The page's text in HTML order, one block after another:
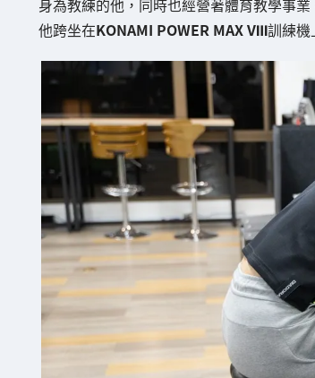
身為教練的他，同時也經營著體育教學事業
他跨坐在KONAMI POWER MAX VⅢ訓練機